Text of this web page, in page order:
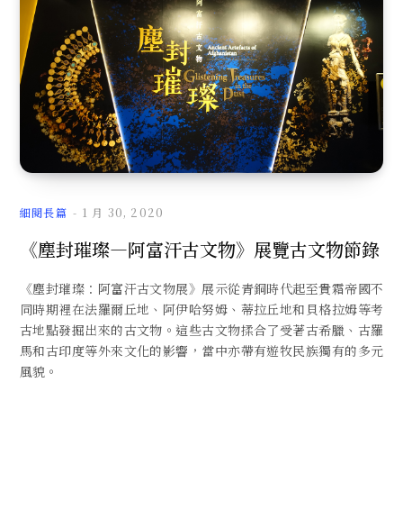
覽
文
章
細閱長篇 1 月 30, 2020
《塵封璀璨—阿富汗古文物》展覽古文物節錄
《塵封璀璨：阿富汗古文物展》展示從青銅時代起至貴霜帝國不
同時期裡在法羅爾丘地、阿伊哈努姆、蒂拉丘地和貝格拉姆等考
古地點發掘出來的古文物。這些古文物揉合了受著古希臘、古羅
馬和古印度等外來文化的影響，當中亦帶有遊牧民族獨有的多元
風貌。